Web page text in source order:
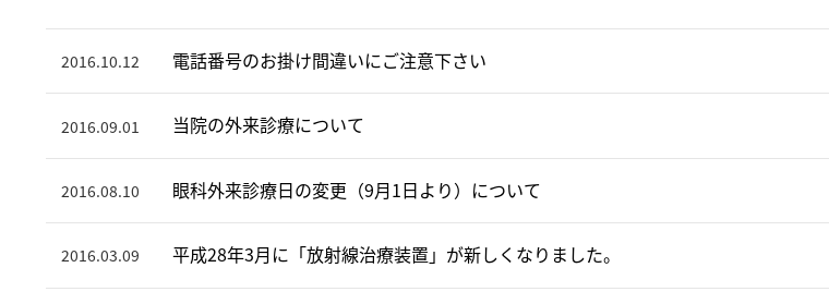
2016.10.12 電話番号のお掛け間違いにご注意下さい
2016.09.01 当院の外来診療について
2016.08.10 眼科外来診療日の変更（9月1日より）について
2016.03.09 平成28年3月に「放射線治療装置」が新しくなりました。